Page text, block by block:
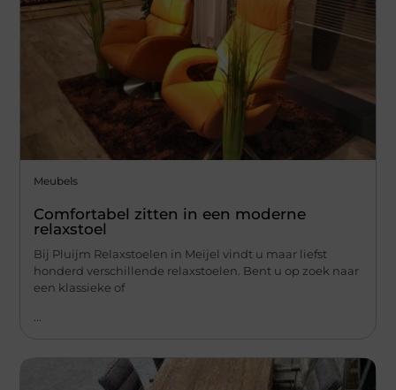
Meubels
Comfortabel zitten in een moderne
relaxstoel
Bij Pluijm Relaxstoelen in Meijel vindt u maar liefst
honderd verschillende relaxstoelen. Bent u op zoek naar
een klassieke of